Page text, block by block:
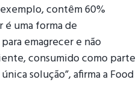
contêm 60%
é uma forma de
emagrecer e não
consumido como parte
solução”, afirma a Food